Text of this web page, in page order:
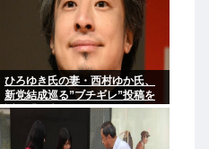
ひろゆき氏の妻・西村ゆか氏、
新党結成巡る”ブチギレ”投稿を
謝罪「配慮に欠けた行動でし
た」 夫婦で投稿